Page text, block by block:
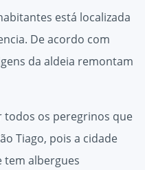
está localizada
De acordo com
da aldeia remontam
todos os peregrinos que
Tiago, pois a cidade
tem albergues